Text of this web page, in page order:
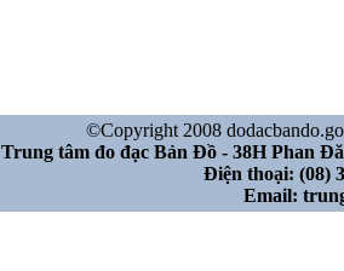
©Copyright 2008
Trung tâm đo đạc Bản Đồ - 38H Phan
Điện thoại: (08)
Email: